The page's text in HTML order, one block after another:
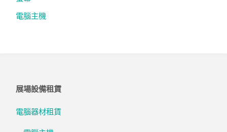
電腦主機
展場設備租賃
電腦器材租賃